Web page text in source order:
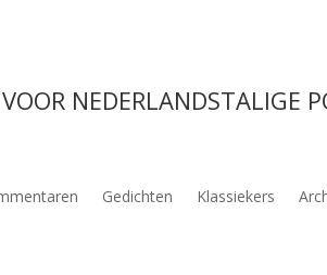
NEDERLANDSTALIGE
Gedichten Klassiekers